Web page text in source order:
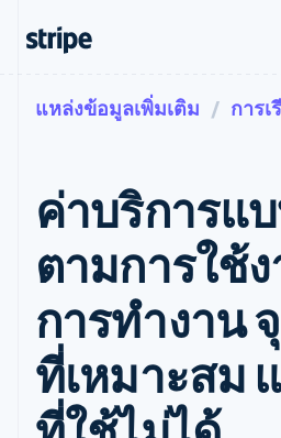
การชำระเงิน
การชำระเงิน
ออนไลน์
Payment links
การชำระเงิน
เขียนโค้ด
Checkout
UI การชำระ
เงินสำเร็จรูป
Elements
องค์ประกอบ UI
ที่ยืดหยุ่น
รายรับ
แบบแผนล่ว
หน้า
การเรียกเก็บ
ใช้งาน
การชำระเงิ
ตามรอบบิล
การชำระเงิน
ตามรอบบิล
Invoicing
ครั้งเดียวหรือ
ตามขั้น
ตามกรณีใช้งาน
การค้าแบบใช้เอ
อีคอมเมิร์ซ
บริการทางการเงิ
รวมในตัว
การทำงานอัตโน
การเงิน
ธุรกิจทั่วโลก
เอกสารประกอบ
ไลบรารีและ SDK
Stripe Apps
คู่มือ
รับการชำระเงินอ
ติดตั้งใช้งานการช
สำเร็จรูป
สร้างแพลตฟอร์มห
มาร์เก็ตเพลส
เรียนรู้
คู่มือ
การสนับสนุน
รับการสนับสนุน
แพ็กเกจการสนับส
รับการจัดการ
บริการเฉพาะทาง
แหล่งข้อมูลเพิ่มเติม การเ
ค่าบริการแ
ตามการใช้
การทำงาน
ที่เหมาะสม